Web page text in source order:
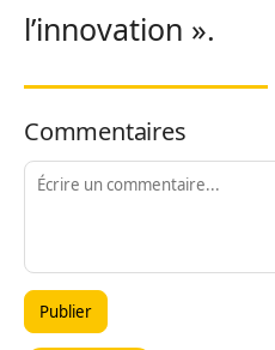
l’innovation ».
Commentaires
Publier